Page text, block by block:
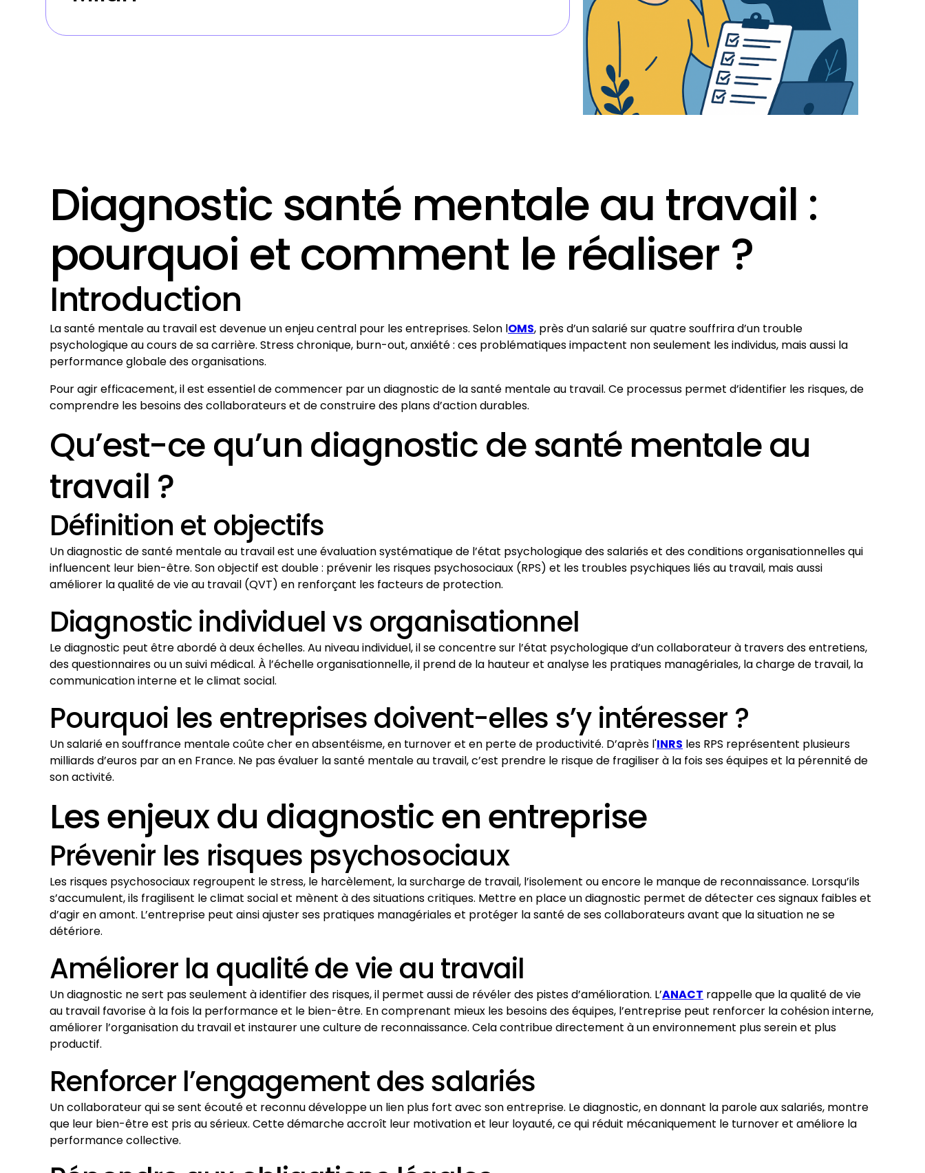
Diagnostic santé mentale au travail :
pourquoi et comment le réaliser ?
Introduction
La santé mentale au travail est devenue un enjeu central pour les entreprises. Selon lOMS, près d’un salarié sur quatre souffrira d’un trouble
psychologique au cours de sa carrière. Stress chronique, burn-out, anxiété : ces problématiques impactent non seulement les individus, mais aussi la
performance globale des organisations.
Pour agir efficacement, il est essentiel de commencer par un diagnostic de la santé mentale au travail. Ce processus permet d’identifier les risques, de
comprendre les besoins des collaborateurs et de construire des plans d’action durables.
Qu’est-ce qu’un diagnostic de santé mentale au
travail ?
Définition et objectifs
Un diagnostic de santé mentale au travail est une évaluation systématique de l’état psychologique des salariés et des conditions organisationnelles qui
influencent leur bien-être. Son objectif est double : prévenir les risques psychosociaux (RPS) et les troubles psychiques liés au travail, mais aussi
améliorer la qualité de vie au travail (QVT) en renforçant les facteurs de protection.
Diagnostic individuel vs organisationnel
Le diagnostic peut être abordé à deux échelles. Au niveau individuel, il se concentre sur l’état psychologique d’un collaborateur à travers des entretiens,
des questionnaires ou un suivi médical. À l’échelle organisationnelle, il prend de la hauteur et analyse les pratiques managériales, la charge de travail, la
communication interne et le climat social.
Pourquoi les entreprises doivent-elles s’y intéresser ?
Un salarié en souffrance mentale coûte cher en absentéisme, en turnover et en perte de productivité. D’après l'INRS les RPS représentent plusieurs
milliards d’euros par an en France. Ne pas évaluer la santé mentale au travail, c’est prendre le risque de fragiliser à la fois ses équipes et la pérennité de
son activité.
Les enjeux du diagnostic en entreprise
Prévenir les risques psychosociaux
Les risques psychosociaux regroupent le stress, le harcèlement, la surcharge de travail, l’isolement ou encore le manque de reconnaissance. Lorsqu’ils
s’accumulent, ils fragilisent le climat social et mènent à des situations critiques. Mettre en place un diagnostic permet de détecter ces signaux faibles et
d’agir en amont. L’entreprise peut ainsi ajuster ses pratiques managériales et protéger la santé de ses collaborateurs avant que la situation ne se
détériore.
Améliorer la qualité de vie au travail
Un diagnostic ne sert pas seulement à identifier des risques, il permet aussi de révéler des pistes d’amélioration. L’ANACT rappelle que la qualité de vie
au travail favorise à la fois la performance et le bien-être. En comprenant mieux les besoins des équipes, l’entreprise peut renforcer la cohésion interne,
améliorer l’organisation du travail et instaurer une culture de reconnaissance. Cela contribue directement à un environnement plus serein et plus
productif.
Renforcer l’engagement des salariés
Un collaborateur qui se sent écouté et reconnu développe un lien plus fort avec son entreprise. Le diagnostic, en donnant la parole aux salariés, montre
que leur bien-être est pris au sérieux. Cette démarche accroît leur motivation et leur loyauté, ce qui réduit mécaniquement le turnover et améliore la
performance collective.